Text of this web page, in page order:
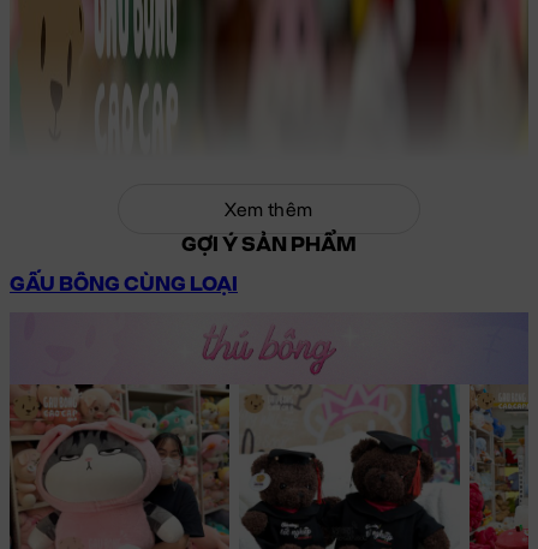
Xem thêm
GỢI Ý SẢN PHẨM
GẤU BÔNG CÙNG LOẠI